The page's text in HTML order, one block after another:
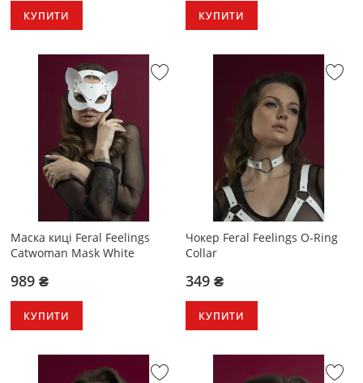
КУПИТИ КУПИТИ
Маска киці Feral Feelings
Catwoman Mask White
989 ₴
КУПИТИ
Чокер Feral Feelings O-Ring
Collar
349 ₴
КУПИТИ